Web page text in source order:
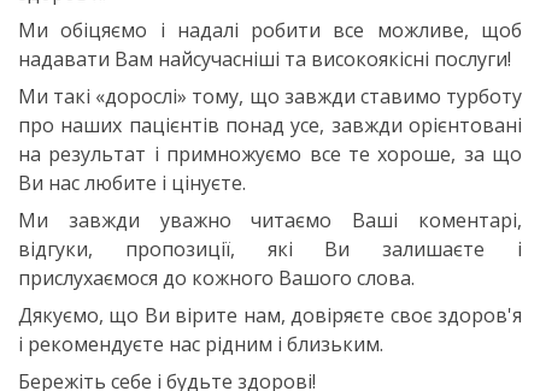
Ми обіцяємо і надалі робити все можливе, щоб
надавати Вам найсучасніші та високоякісні послуги!
Ми такі «дорослі» тому, що завжди ставимо турботу
про наших пацієнтів понад усе, завжди орієнтовані
на результат і примножуємо все те хороше, за що
Ви нас любите і цінуєте.
Ми завжди уважно читаємо Ваші коментарі,
відгуки, пропозиції, які Ви залишаєте і
прислухаємося до кожного Вашого слова.
Дякуємо, що Ви вірите нам, довіряєте своє здоров'я
і рекомендуєте нас рідним і близьким.
Бережіть себе і будьте здорові!